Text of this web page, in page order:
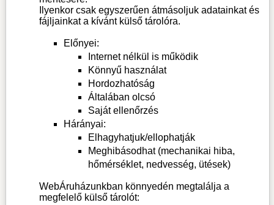
Ilyenkor csak egyszerűen átmásoljuk adatainkat és
fájljainkat a kívánt külső tárolóra.
Előnyei:
Internet nélkül is működik
Könnyű használat
Hordozhatóság
Általában olcsó
Saját ellenőrzés
Hárányai:
Elhagyhatjuk/ellophatják
Meghibásodhat (mechanikai hiba,
hőmérséklet, nedvesség, ütések)
WebÁruházunkban könnyedén megtalálja a
megfelelő külső tárolót: